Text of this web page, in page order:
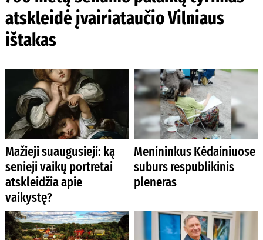
atskleidė įvairiataučio Vilniaus
ištakas
Mažieji suaugusieji: ką
senieji vaikų portretai
atskleidžia apie
vaikystę?
Menininkus Kėdainiuose
suburs respublikinis
pleneras